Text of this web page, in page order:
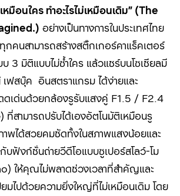
มือนใคร ทำอะไรไม่เหมือนเดิม” (The
อย่างเป็นทางการในประเทศไทย
คนสามารถสร้างสติ๊กเกอร์คาแร็คเตอร์
3 มิติแบบไม่ซ้ำใคร แล้วแชร์บนโซเชียลมี
เฟสบุ๊ค อินสตราแกรม ได้ง่ายและ
ดเด่นด้วยกล้องรูรับแสงคู่ F1.5 / F2.4
สามารถปรับได้เองอัตโนมัติเหมือนรู
าพได้สวยคมชัดทั้งในสภาพแสงน้อยและ
บฟังก์ชั่นถ่ายวีดีโอแบบซูเปอร์สโลว์-โม
ให้คุณไม่พลาดช่วงเวลาที่สำคัญและ
ยมไปด้วยความยิ่งใหญ่ที่ไม่เหมือนเดิม โดย